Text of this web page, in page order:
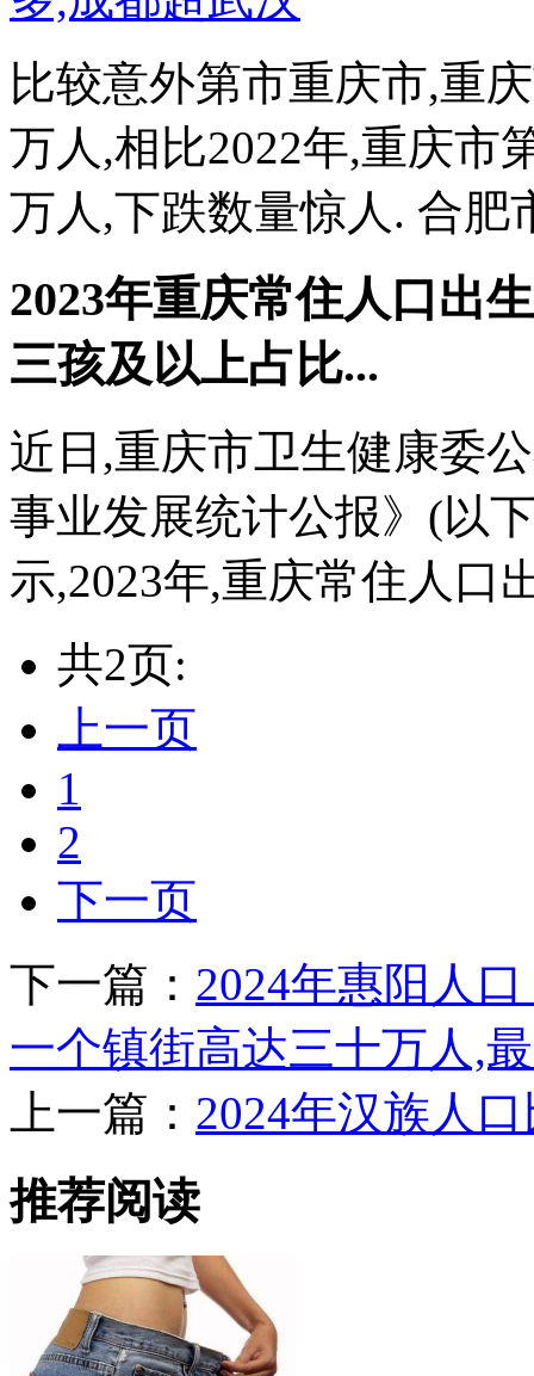
比较意外第市重庆市,重
万人,相比2022年,重庆市
万人,下跌数量惊人. 合肥
2023年重庆常住人口出
三孩及以上占比...
近日,重庆市卫生健康委
事业发展统计公报》(以
示,2023年,重庆常住人口
共2页:
上一页
1
2
下一页
下一篇： 2024年惠阳人
一个镇街高达三十万人,
上一篇： 2024年汉族人
推荐阅读